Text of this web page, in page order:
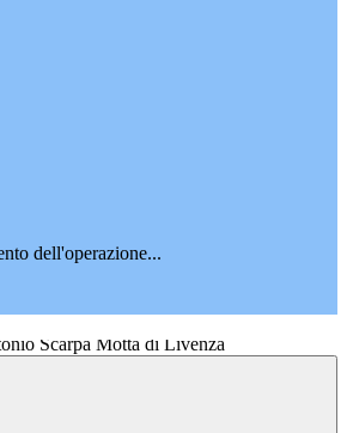
dell'operazione...